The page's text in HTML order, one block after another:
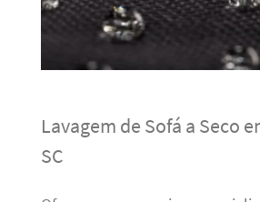
Lavagem de Sofá a Seco
SC